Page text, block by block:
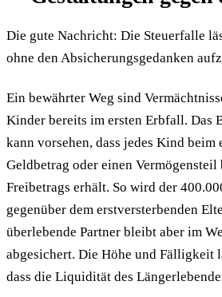
Die gute Nachricht: Die Steuerfalle
ohne den Absicherungsgedanken
Ein bewährter Weg sind
Kinder bereits im ersten Erbfall. Das
kann vorsehen, dass jedes Kind beim
Geldbetrag oder einen Vermögensteil
Freibetrags erhält. So wird der
gegenüber dem erstversterbenden
überlebende Partner bleibt aber im
abgesichert. Die Höhe und Fälligkeit
dass die Liquidität des